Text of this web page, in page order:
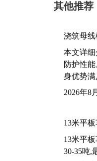
其他推荐
浇筑母
本文详
防护性
身优势满
2026年8
13米平
13米平
30-35吨,